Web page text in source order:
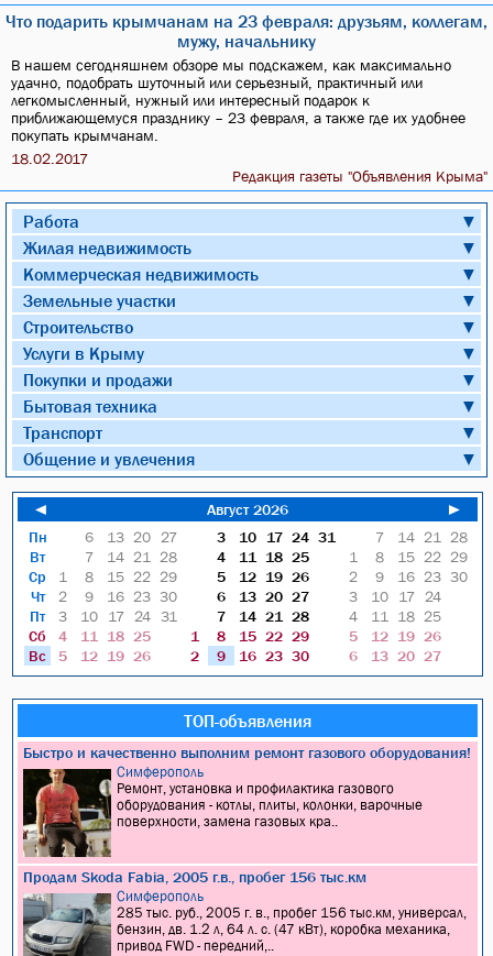
Что подарить крымчанам на 23 февраля: друзьям, коллегам,
мужу, начальнику
В нашем сегодняшнем обзоре мы подскажем, как максимально
удачно, подобрать шуточный или серьезный, практичный или
легкомысленный, нужный или интересный подарок к
приближающемуся празднику – 23 февраля, а также где их удобнее
покупать крымчанам.
18.02.2017
Редакция газеты "Объявления Крыма"
Работа ▼
Жилая недвижимость ▼
Коммерческая недвижимость ▼
Земельные участки ▼
Строительство ▼
Услуги в Крыму ▼
Покупки и продажи ▼
Бытовая техника ▼
Транспорт ▼
Общение и увлечения ▼
◄ Август 2026
►
Пн
Вт
Ср
Чт
Пт
Сб
Вс
6 13 20
27
7
14 21
28
1
8 15 22 29
2
9 16 23 30
3
10 17 24 31
4
11 18 25
5
12 19 26
3 10 17 24 31
4
11 18 25
5
12 19 26
6
13 20 27
7
14 21
28
1
8 15 22 29
2
9 16 23 30
7 14 21
28
1
8 15 22 29
2
9 16 23 30
3
10 17
24
4
11 18 25
5
12 19 26
6
13 20 27
ТОП-объявления
Быстро и качественно выполним ремонт газового оборудования!
Симферополь
Ремонт, установка и профилактика газового
оборудования - котлы, плиты, колонки, варочные
поверхности, замена газовых кра..
Продам Skoda Fabia, 2005 г.в., пробег 156 тыс.км
Симферополь
285 тыс. руб., 2005 г. в., пробег 156 тыс.км, универсал,
бензин, дв. 1.2 л, 64 л. с. (47 кВт), коробка механика,
привод FWD - передний,..